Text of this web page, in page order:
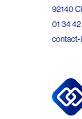
92140
01 34
contact-